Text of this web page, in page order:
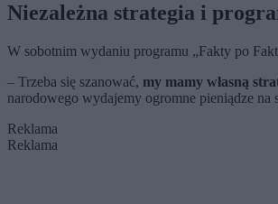
Niezależna strategia i
W sobotnim wydaniu programu „Fakty po
– Trzeba się szanować, my mamy własną
narodowego wydajemy ogromne pieniądze na
Reklama
Reklama